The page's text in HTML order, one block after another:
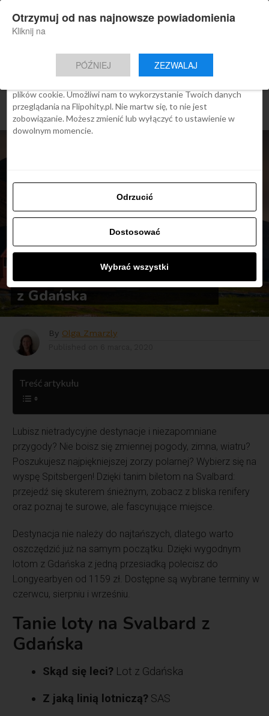
Nowa aplikacja Flipohity
Aktualne wiadomości, artykuły, TOP
Instalacja
Loty na Svalbard od 1159 zł
z Gdańska
By Olga Zmarzly
Treść artykułu
Lubisz nietradycyjne destynacje i niezapomniane
przygody? Nie boisz się zmiennej pogody, zimna, wiatru?
Poszukujesz najpiękniejszej zorzy polarnej? Wybierz się na
wyspę Spitsbergen! Dzięki tanim biletom na Svalbard:
przejedź się skuterem śnieżnym, zobacz z bliska renifery
oraz poznaj te surowe, ale fascynujące miejsce.
Destynacja nie należy do najtańszych, dlatego warto
oszczędzić już na samym początku. Dzięki wygodnym
lotom z Gdańska z jedną przesiadką polecisz do
Longyearbyen od 1159 zł. Dostępne są wybrane terminy w
czerwcu, sierpniu i wrześniu.
Tanie loty na Svalbard z
Gdańska
Skąd się leci? Lot z Gdańska
Z jaką linią lotniczą? SAS
Zgoda Szczegóły O cookies
Ta strona używa plików cookies
We Flipo robimy wszystko, aby pokazać Ci tylko te treści, które
plików cookie. Umożliwi nam to wykorzystanie Twoich danych
przeglądania na Flipohity.pl. Nie martw się, to nie jest
zobowiązanie. Możesz zmienić lub wyłączyć to ustawienie w
dowolnym momencie.
Odrzucić
Dostosować
Wybrać wszystki
Otrzymuj od nas najnowsze powiadomienia
Kliknij na
PÓŹNIEJ ZEZWALAJ